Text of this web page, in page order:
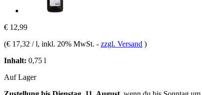
€ 12,99
(€ 17,32 / l, inkl. 20% MwSt. - zzgl. Versand )
Inhalt: 0,75 l
Auf Lager